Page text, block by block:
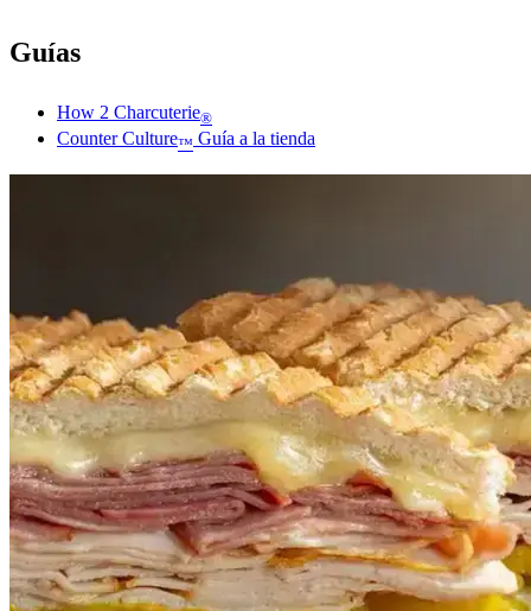
Guías
How 2 Charcuterie®
Counter Culture™ Guía a la tienda